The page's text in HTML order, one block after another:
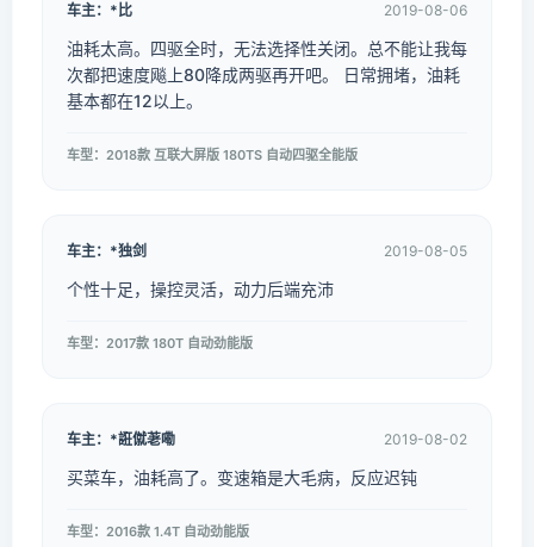
车主：*比 2019-08-06
油耗太高。四驱全时，无法选择性关闭。总不能让我每
次都把速度飚上80降成两驱再开吧。 日常拥堵，油耗
基本都在12以上。
车型：2018款 互联大屏版 180TS 自动四驱全能版
车主：*独剑 2019-08-05
个性十足，操控灵活，动力后端充沛
车型：2017款 180T 自动劲能版
车主：*誑僦荖嘞 2019-08-02
买菜车，油耗高了。变速箱是大毛病，反应迟钝
车型：2016款 1.4T 自动劲能版